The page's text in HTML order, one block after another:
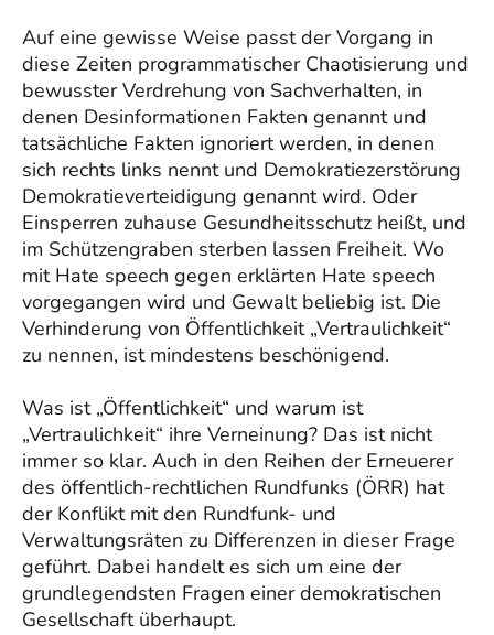
Auf eine gewisse Weise passt der Vorgang in
diese Zeiten programmatischer Chaotisierung und
bewusster Verdrehung von Sachverhalten, in
denen Desinformationen Fakten genannt und
tatsächliche Fakten ignoriert werden, in denen
sich rechts links nennt und Demokratiezerstörung
Demokratieverteidigung genannt wird. Oder
Einsperren zuhause Gesundheitsschutz heißt, und
im Schützengraben sterben lassen Freiheit. Wo
mit Hate speech gegen erklärten Hate speech
vorgegangen wird und Gewalt beliebig ist. Die
Verhinderung von Öffentlichkeit „Vertraulichkeit“
zu nennen, ist mindestens beschönigend.
Was ist „Öffentlichkeit“ und warum ist
„Vertraulichkeit“ ihre Verneinung? Das ist nicht
immer so klar. Auch in den Reihen der Erneuerer
des öffentlich-rechtlichen Rundfunks (ÖRR) hat
der Konflikt mit den Rundfunk- und
Verwaltungsräten zu Differenzen in dieser Frage
geführt. Dabei handelt es sich um eine der
grundlegendsten Fragen einer demokratischen
Gesellschaft überhaupt.